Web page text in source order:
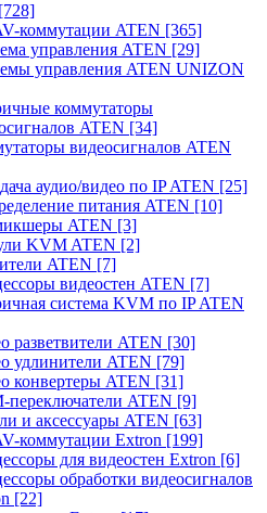
[728]
коммутации ATEN [365]
управления ATEN [29]
управления ATEN UNIZON
коммутаторы
ATEN [34]
видеосигналов ATEN
аудио/видео по IP ATEN [25]
питания ATEN [10]
ATEN [3]
KVM ATEN [2]
ATEN [7]
видеостен ATEN [7]
система KVM по IP ATEN
разветвители ATEN [30]
удлинители ATEN [79]
конвертеры ATEN [31]
переключатели ATEN [9]
и аксессуары ATEN [63]
коммутации Extron [199]
для видеостен Extron [6]
обработки видеосигналов
[22]